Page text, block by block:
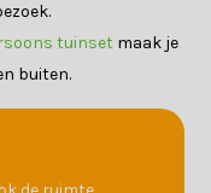
tuinset maak je
buiten.